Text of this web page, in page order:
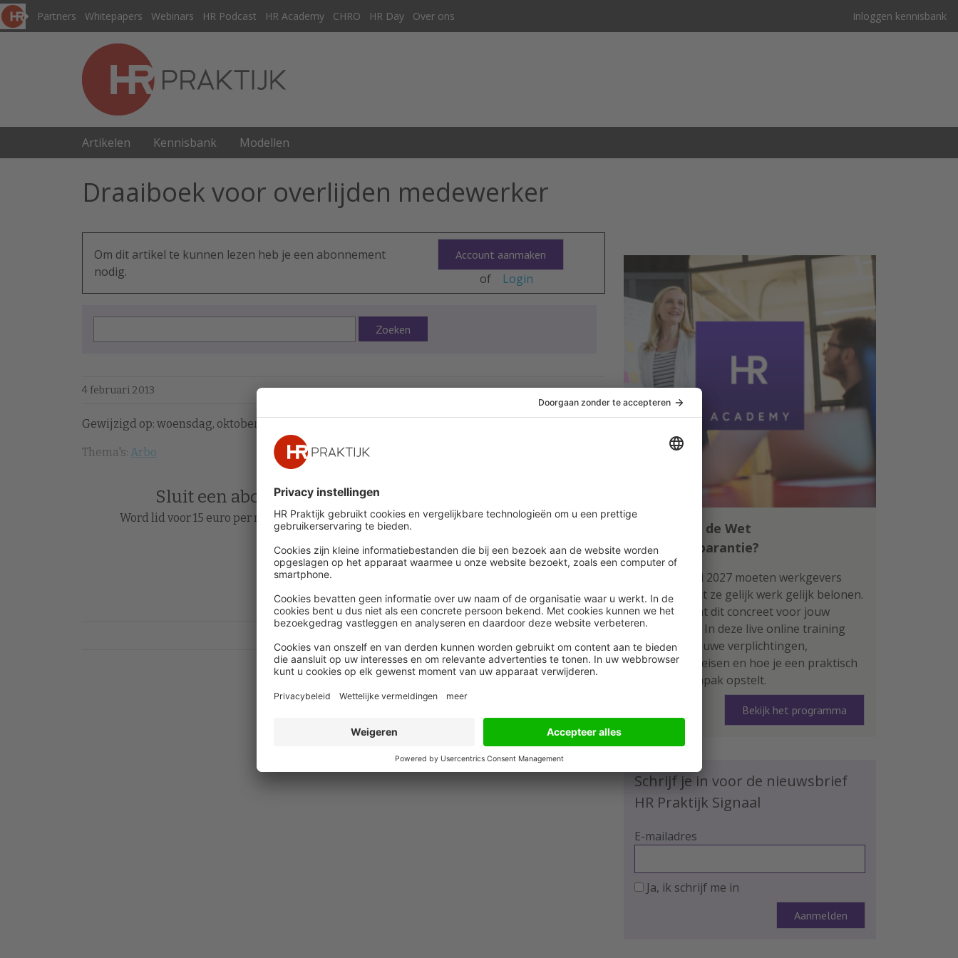
Partners Whitepapers Webinars HR Podcast HR Academy CHRO HR Day Over ons Inloggen kennisbank
Artikelen Kennisbank Modellen
Draaiboek voor overlijden medewerker
Om dit artikel te kunnen lezen heb je een abonnement
nodig.
Account aanmaken
of Login
Zoeken
4 februari 2013
Gewijzigd op: woensdag, oktober 17, 2018 - 15:27
Thema's: Arbo Onderwerpen:
Sluit een abonnement af om dit artikel te lezen
Word lid voor 15 euro per maand en lees onbeperkt alle artikelen in onze kennisbank
Account aanmaken
Klaar voor de Wet
loontransparantie?
Per 1 januari 2027 moeten werkgevers
aantonen dat ze gelijk werk gelijk belonen.
Wat betekent dit concreet voor jouw
organisatie? In deze live online training
leer je de nieuwe verplichtingen,
rapportage-eisen en hoe je een praktisch
plan van aanpak opstelt.
Bekijk het programma
Schrijf je in voor de nieuwsbrief
HR Praktijk Signaal
E-mailadres
Ja, ik schrijf me in